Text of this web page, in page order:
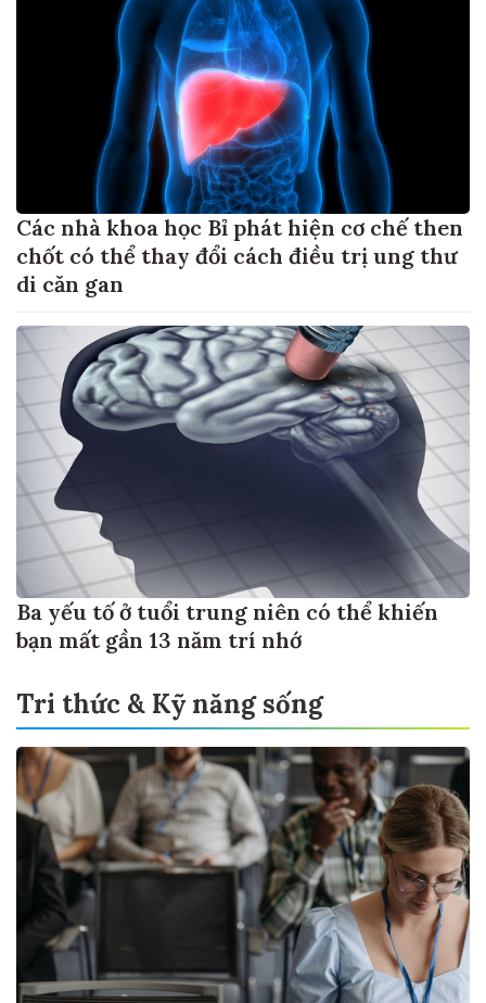
Các nhà khoa học Bỉ phát hiện cơ chế then
chốt có thể thay đổi cách điều trị ung thư
di căn gan
Ba yếu tố ở tuổi trung niên có thể khiến
bạn mất gần 13 năm trí nhớ
Tri thức & Kỹ năng sống